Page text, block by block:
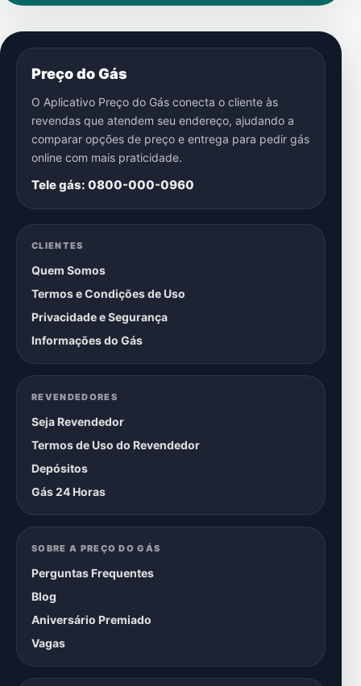
Preço do Gás
O Aplicativo Preço do Gás conecta o cliente às
revendas que atendem seu endereço, ajudando a
comparar opções de preço e entrega para pedir gás
online com mais praticidade.
Tele gás: 0800-000-0960
CLIENTES
Quem Somos
Termos e Condições de Uso
Privacidade e Segurança
Informações do Gás
REVENDEDORES
Seja Revendedor
Termos de Uso do Revendedor
Depósitos
Gás 24 Horas
SOBRE A PREÇO DO GÁS
Perguntas Frequentes
Blog
Aniversário Premiado
Vagas